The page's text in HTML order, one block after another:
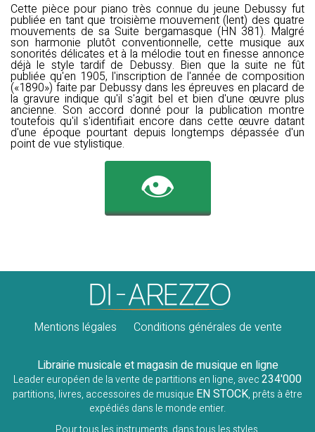
Cette pièce pour piano très connue du jeune Debussy fut
publiée en tant que troisième mouvement (lent) des quatre
mouvements de sa Suite bergamasque (HN 381). Malgré
son harmonie plutôt conventionnelle, cette musique aux
sonorités délicates et à la mélodie tout en finesse annonce
déjà le style tardif de Debussy. Bien que la suite ne fût
publiée qu'en 1905, l'inscription de l'année de composition
(«1890») faite par Debussy dans les épreuves en placard de
la gravure indique qu'il s'agit bel et bien d'une œuvre plus
ancienne. Son accord donné pour la publication montre
toutefois qu'il s'identifiait encore dans cette œuvre datant
d'une époque pourtant depuis longtemps dépassée d'un
point de vue stylistique.
👁️
Mentions légales Conditions générales de vente
Librairie musicale et magasin de musique en ligne
Leader européen de la vente de partitions en ligne, avec234'000
partitions, livres, accessoires de musique EN STOCK, prêts à être
expédiés dans le monde entier.